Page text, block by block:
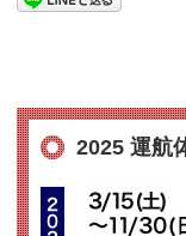
2025 運航